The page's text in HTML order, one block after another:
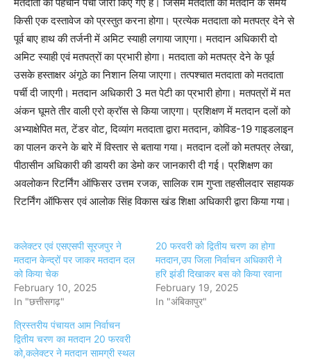
मतदाता को पहचान पर्ची जारी किए गए है। जिसमें मतदाता को मतदान के समय
किसी एक दस्तावेज को प्रस्तुत करना होगा। प्रत्येक मतदाता को मतपत्र देने से
पूर्व बाए हाथ की तर्जनी में अमिट स्याही लगाया जाएगा। मतदान अधिकारी दो
अमिट स्याही एवं मतपत्रों का प्रभारी होगा। मतदाता को मतपत्र देने के पूर्व
उसके हस्ताक्षर अंगूठे का निशान लिया जाएगा। तत्पश्चात मतदाता को मतदाता
पर्ची दी जाएगी। मतदान अधिकारी 3 मत पेटी का प्रभारी होगा। मतपत्रों में मत
अंकन घूमते तीर वाली एरो क्रॉस से किया जाएगा। प्रशिक्षण में मतदान दलों को
अभ्याक्षेपित मत, टेंडर वोट, दिव्यांग मतदाता द्वारा मतदान, कोविड-19 गाइडलाइन
का पालन करने के बारे में विस्तार से बताया गया। मतदान दलों को मतपत्र लेखा,
पीठासीन अधिकारी की डायरी का डेमो कर जानकारी दी गई। प्रशिक्षण का
अवलोकन रिटर्निंग ऑफिसर उत्तम रजक, सालिक राम गुप्ता तहसीलदार सहायक
रिटर्निंग ऑफिसर एवं आलोक सिंह विकास खंड शिक्षा अधिकारी द्वारा किया गया।
कलेक्टर एवं एसएसपी सूरजपुर ने
मतदान केन्द्रों पर जाकर मतदान दल
को किया चेक
February 10, 2025
In "छत्तीसगढ़"
20 फरवरी को द्वितीय चरण का होगा
मतदान,उप जिला निर्वाचन अधिकारी ने
हरि झंडी दिखाकर बस को किया रवाना
February 19, 2025
In "अंबिकापुर"
त्रिस्तरीय पंचायत आम निर्वाचन
द्वितीय चरण का मतदान 20 फरवरी
को,कलेक्टर ने मतदान सामग्री स्थल